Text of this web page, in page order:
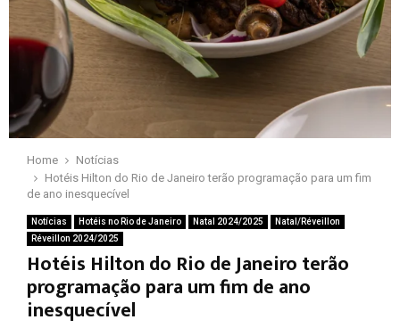
Home
Notícias
Hotéis Hilton do Rio de Janeiro terão programação para um fim
de ano inesquecível
Notícias Hotéis no Rio de Janeiro Natal 2024/2025
Natal/Réveillon
Réveillon 2024/2025
Hotéis Hilton do Rio de Janeiro terão
programação para um fim de ano
inesquecível